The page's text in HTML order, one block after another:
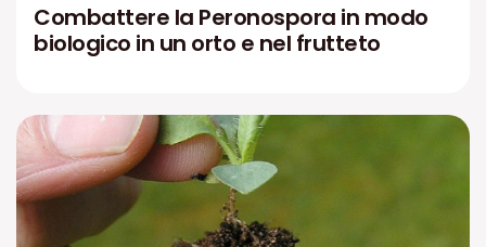
Combattere la Peronospora in modo
biologico in un orto e nel frutteto